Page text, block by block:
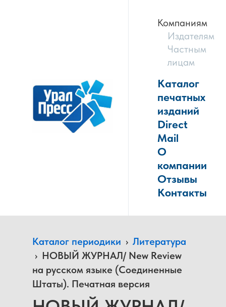
Компаниям
Издателям
Частным
лицам
Каталог
печатных
изданий
Direct
Mail
О
компании
Отзывы
Контакты
Каталог периодики › Литература
› НОВЫЙ ЖУРНАЛ/ New Review
на русском языке (Соединенные
Штаты). Печатная версия